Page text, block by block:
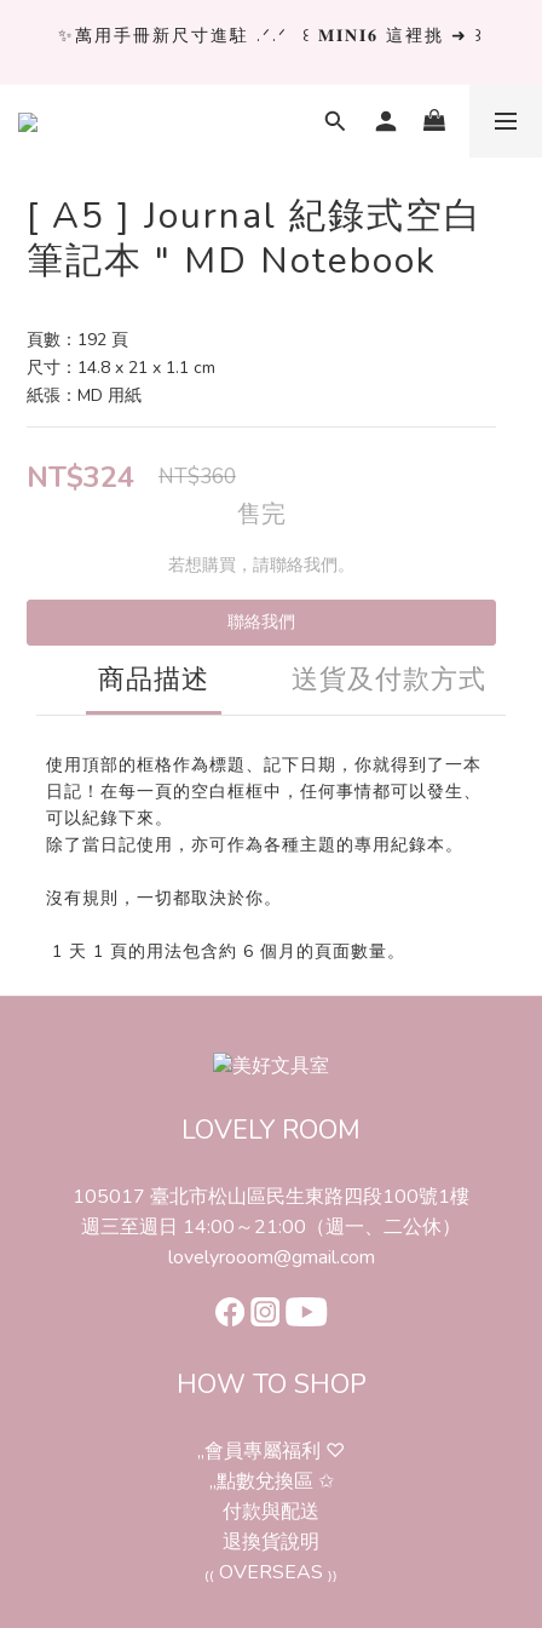
✨萬用手冊新尺寸進駐 .ᐟ.ᐟ  ꒰ 𝐌𝐈𝐍𝐈𝟔 這裡挑 ➜ ꒱
✨萬用手冊新尺寸進駐 .ᐟ.ᐟ  ꒰ 𝐌𝐈𝐍𝐈𝟔 這裡挑 ➜ ꒱
[ 𝙇𝙖 𝘿𝙤𝙡𝙘𝙚 𝙑𝙞𝙩𝙖 ] 甜蜜慢旅 系列 𝙉𝙀𝙒 𝙄𝙉 →
割墊
✨萬用手冊新尺寸進駐 .ᐟ.ᐟ  ꒰ 𝐌𝐈𝐍𝐈𝟔 這裡挑 ➜ ꒱
[ A5 ] Journal 紀錄式空白
筆記本 " MD Notebook
頁數：192 頁
尺寸：14.8 x 21 x 1.1 cm
紙張：MD 用紙
NT$324 NT$360
售完
若想購買，請聯絡我們。
聯絡我們
商品描述 送貨及付款方式
使用頂部的框格作為標題、記下日期，你就得到了一本
日記！在每一頁的空白框框中，任何事情都可以發生、
可以紀錄下來。
除了當日記使用，亦可作為各種主題的專用紀錄本。
沒有規則，一切都取決於你。
1 天 1 頁的用法包含約 6 個月的頁面數量。
LOVELY ROOM
105017 臺北市松山區民生東路四段100號1樓
週三至週日 14:00～21:00（週一、二公休）
lovelyrooom@gmail.com
HOW TO SHOP
,,會員專屬福利 ♡
,,點數兌換區 ✩
付款與配送
退換貨說明
₍₍ OVERSEAS ₎₎